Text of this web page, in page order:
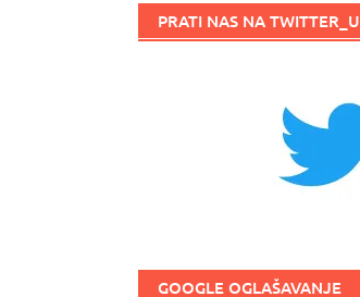
PRATI NAS NA TWITTER_U
GOOGLE OGLAŠAVANJE